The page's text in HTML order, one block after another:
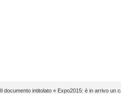
Il documento intitolato « Expo2015: è in arrivo un